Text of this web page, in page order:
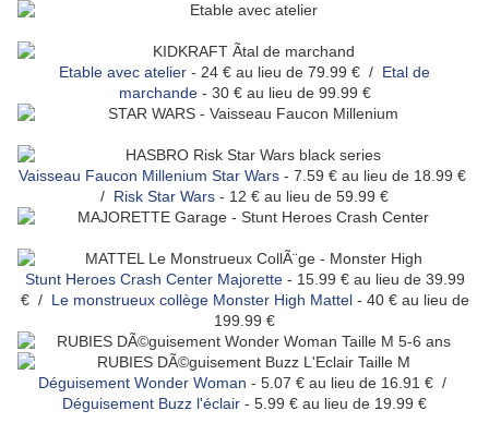
Etable avec atelier - 24 € au lieu de 79.99 € / Etal de
marchande- 30 € au lieu de 99.99 €
Vaisseau Faucon Millenium Star Wars - 7.59 € au lieu de 18.99 €
/ Risk Star Wars - 12 € au lieu de 59.99 €
Stunt Heroes Crash Center Majorette- 15.99 € au lieu de 39.99
€ / Le monstrueux collège Monster High Mattel- 40 € au lieu de
199.99 €
Déguisement Wonder Woman - 5.07 € au lieu de 16.91 € /
Déguisement Buzz l'éclair - 5.99 € au lieu de 19.99 €